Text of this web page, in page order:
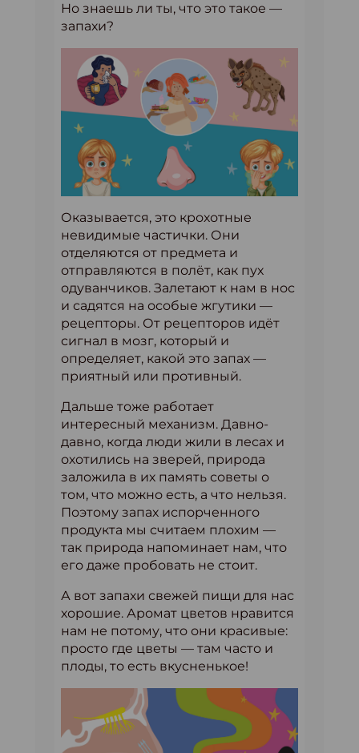
Но знаешь ли ты, что это такое —
запахи?
Оказывается, это крохотные
невидимые частички. Они
отделяются от предмета и
отправляются в полёт, как пух
одуванчиков. Залетают к нам в нос
и садятся на особые жгутики —
рецепторы. От рецепторов идёт
сигнал в мозг, который и
определяет, какой это запах —
приятный или противный.
Дальше тоже работает
интересный механизм. Давно-
давно, когда люди жили в лесах и
охотились на зверей, природа
заложила в их память советы о
том, что можно есть, а что нельзя.
Поэтому запах испорченного
продукта мы считаем плохим —
так природа напоминает нам, что
его даже пробовать не стоит.
А вот запахи свежей пищи для нас
хорошие. Аромат цветов нравится
нам не потому, что они красивые:
просто где цветы — там часто и
плоды, то есть вкусненькое!